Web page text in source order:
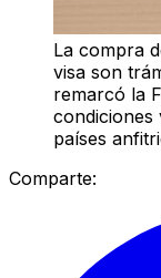
La compra
visa son
remarcó la
condiciones
países
Comparte: